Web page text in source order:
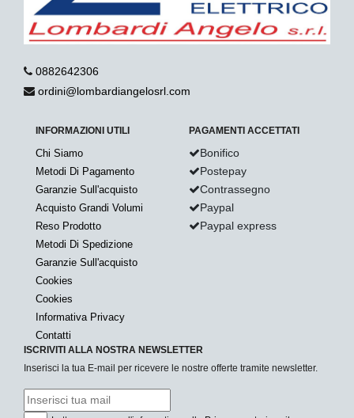
0882642306
ordini@lombardiangelosrl.com
INFORMAZIONI UTILI
Chi Siamo
Metodi Di Pagamento
Garanzie Sull'acquisto
Acquisto Grandi Volumi
Reso Prodotto
Metodi Di Spedizione
Garanzie Sull'acquisto
Cookies
Cookies
Informativa Privacy
Contatti
PAGAMENTI ACCETTATI
Bonifico
Postepay
Contrassegno
Paypal
Paypal express
ISCRIVITI ALLA NOSTRA NEWSLETTER
Inserisci la tua E-mail per ricevere le nostre offerte tramite newsletter.